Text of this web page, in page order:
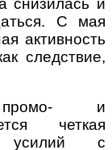
снизилась и
С мая
активность
следствие,
промо- и
четкая
усилий с